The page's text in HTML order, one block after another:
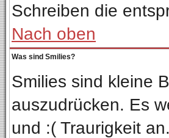
Schreiben die
Nach oben
Was sind Smilies?
Smilies sind kleine
auszudrücken. Es
und :( Traurigkeit